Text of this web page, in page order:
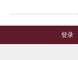
登录 -